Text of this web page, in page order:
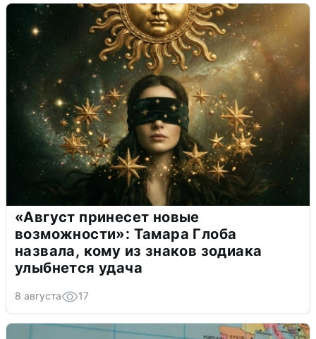
«Август принесет новые
возможности»: Тамара Глоба
назвала, кому из знаков зодиака
улыбнется удача
8 августа 17